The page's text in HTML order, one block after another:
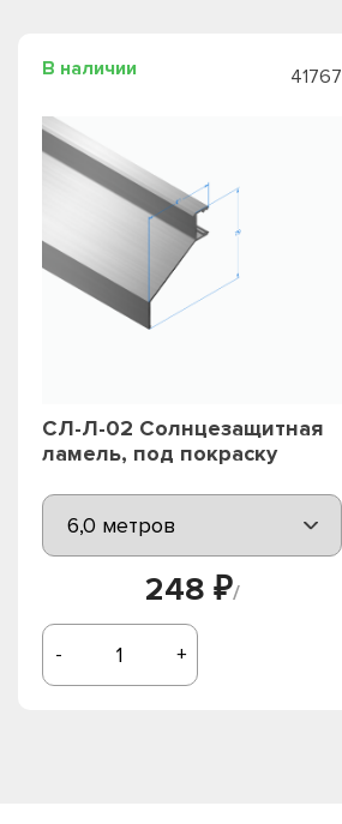
В наличии 41767
СЛ-Л-02 Солнцезащитная
ламель, под покраску
248 ₽/
- +